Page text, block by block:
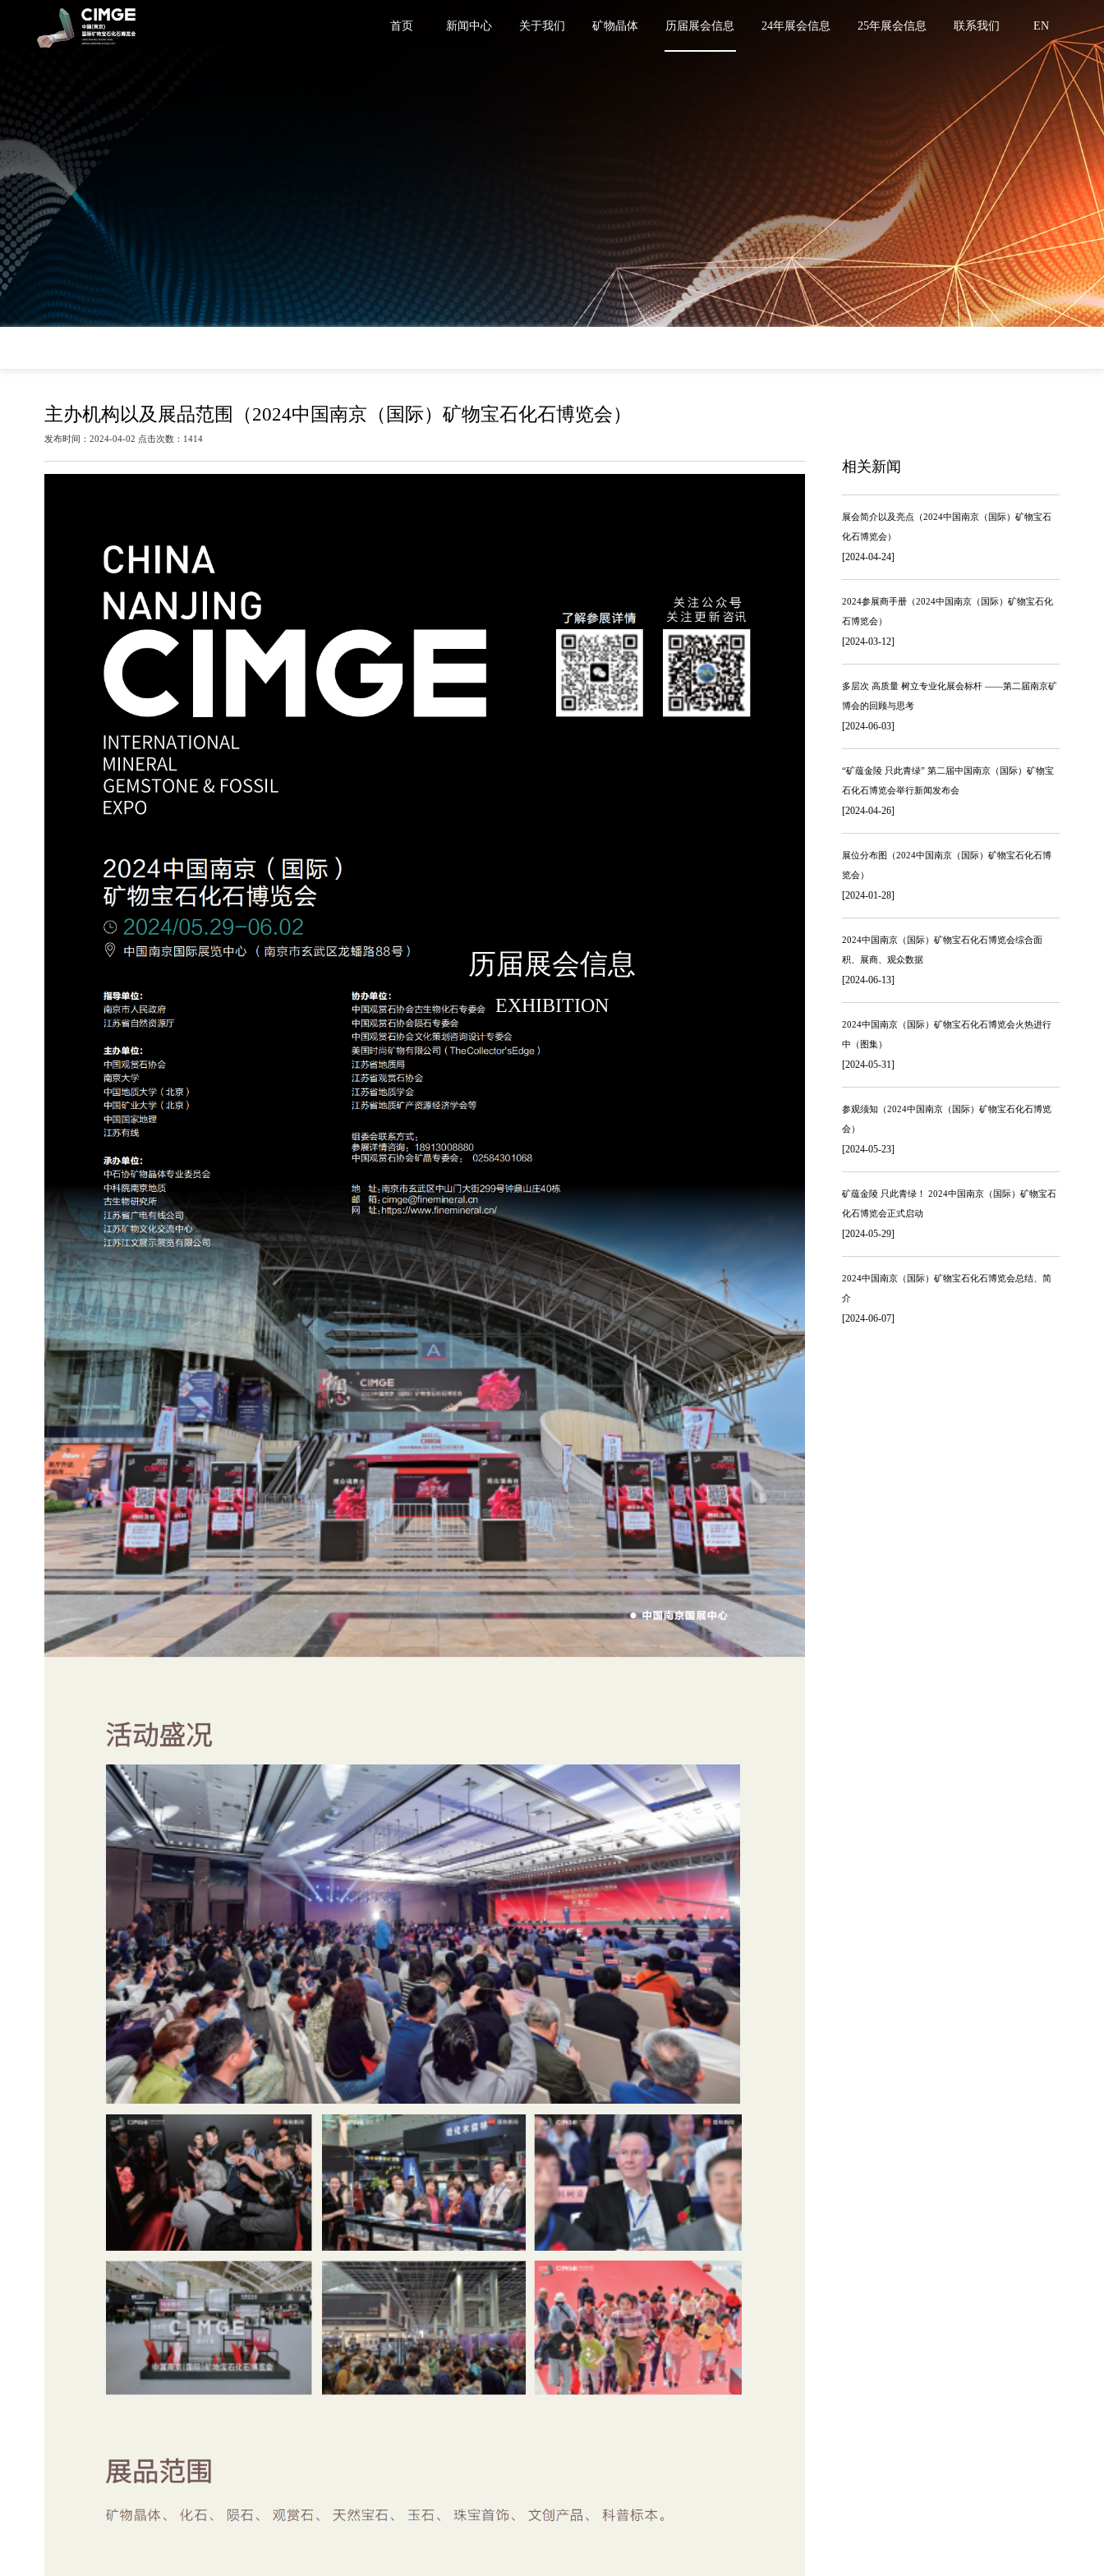
首页 新闻中心 关于我们 矿物晶体 历届展会信息 24年展会信息 25年展会信息 联系我们 EN
历届展会信息
EXHIBITION
相关新闻
展会简介以及亮点（2024中国南京（国际）矿物宝石
化石博览会）
[2024-04-24]
2024参展商手册（2024中国南京（国际）矿物宝石化
石博览会）
[2024-03-12]
多层次 高质量 树立专业化展会标杆 ——第二届南京矿
博会的回顾与思考
[2024-06-03]
“矿蕴金陵 只此青绿” 第二届中国南京（国际）矿物宝
石化石博览会举行新闻发布会
[2024-04-26]
展位分布图（2024中国南京（国际）矿物宝石化石博
览会）
[2024-01-28]
2024中国南京（国际）矿物宝石化石博览会综合面
积、展商、观众数据
[2024-06-13]
2024中国南京（国际）矿物宝石化石博览会火热进行
中（图集）
[2024-05-31]
参观须知（2024中国南京（国际）矿物宝石化石博览
会）
[2024-05-23]
矿蕴金陵 只此青绿！ 2024中国南京（国际）矿物宝石
化石博览会正式启动
[2024-05-29]
2024中国南京（国际）矿物宝石化石博览会总结、简
介
[2024-06-07]
主办机构以及展品范围（2024中国南京（国际）矿物宝石化石博览会）
发布时间：2024-04-02 点击次数：1414